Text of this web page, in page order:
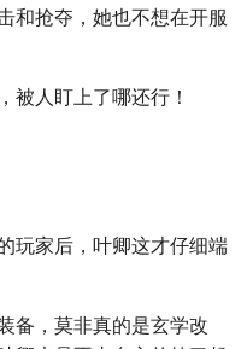
和抢夺，她也不想在开服
被人盯上了哪还行！
玩家后，叶卿这才仔细端
备，莫非真的是玄学改